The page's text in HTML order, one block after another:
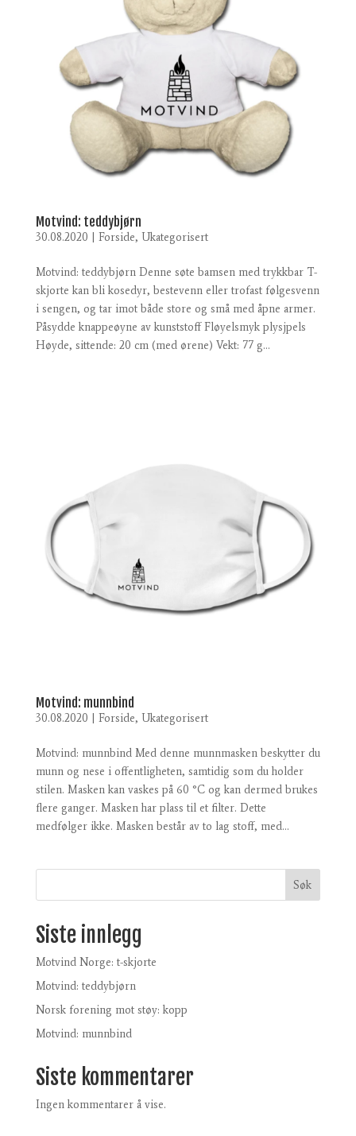
Motvind: teddybjørn
30.08.2020 Forside, Ukategorisert
Motvind: teddybjørn Denne søte bamsen med trykkbar T-
skjorte kan bli kosedyr, bestevenn eller trofast følgesvenn
i sengen, og tar imot både store og små med åpne armer.
Påsydde knappeøyne av kunststoff Fløyelsmyk plysjpels
Høyde, sittende: 20 cm (med ørene) Vekt: 77 g...
Motvind: munnbind
30.08.2020 Forside, Ukategorisert
Motvind: munnbind Med denne munnmasken beskytter du
munn og nese i offentligheten, samtidig som du holder
stilen. Masken kan vaskes på 60 °C og kan dermed brukes
flere ganger. Masken har plass til et filter. Dette
medfølger ikke. Masken består av to lag stoff, med...
Søk
Siste innlegg
Motvind Norge: t-skjorte
Motvind: teddybjørn
Norsk forening mot støy: kopp
Motvind: munnbind
Siste kommentarer
Ingen kommentarer å vise.